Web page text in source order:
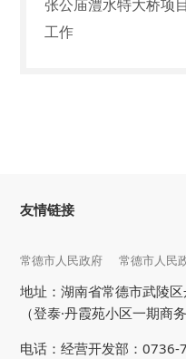
张公庙澧水特大桥项
工作
友情链接
常德市人民政府 常德市人民
地址：湖南省常德市武陵
（登泰·丹霞苑小区一期商
电话：经营开发部：